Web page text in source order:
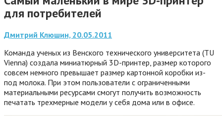
для потребителей
Дмитрий Клюшин, 20.05.2011
Команда ученых из Венского технического университета (TU
Vienna) создала миниатюрный 3D-принтер, размер которого
совсем немного превышает размер картонной коробки из-
под молока. При этом пользователи с ограниченными
материальными ресурсами смогут получить возможность
печатать трехмерные модели у себя дома или в офисе.